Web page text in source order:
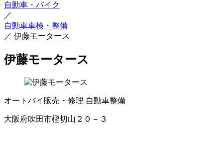
自動車・バイク
／
自動車車検・整備
／ 伊藤モータース
伊藤モータース
オートバイ販売・修理 自動車整備
大阪府吹田市樫切山２０－３